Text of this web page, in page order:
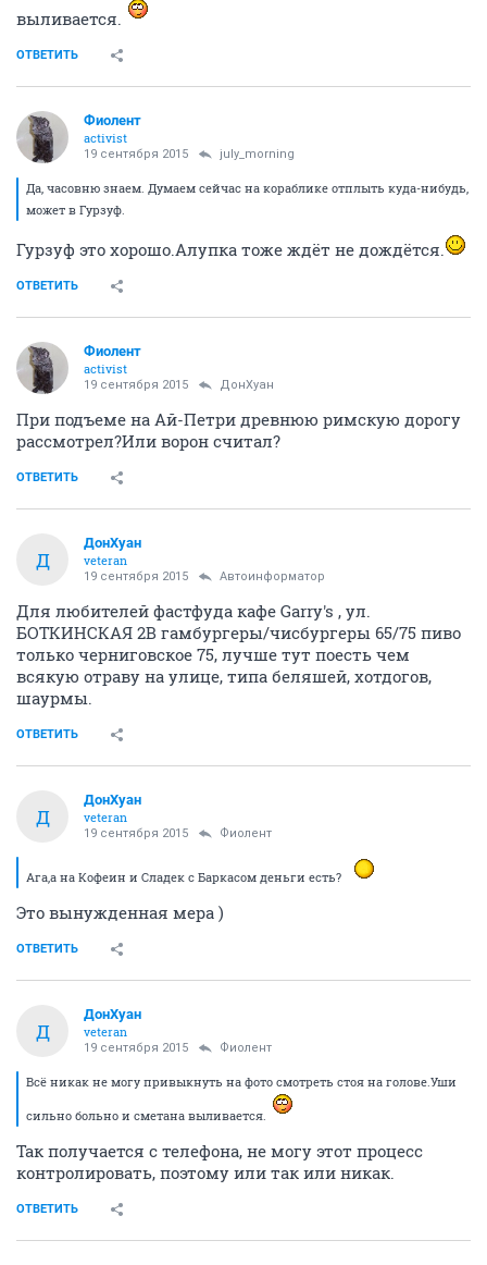
выливается.
ОТВЕТИТЬ
Фиолент
activist
19 сентября 2015 july_morning
Да, часовню знаем. Думаем сейчас на кораблике отплыть куда-нибудь,
может в Гурзуф.
Гурзуф это хорошо.Алупка тоже ждёт не дождётся.
ОТВЕТИТЬ
Фиолент
activist
19 сентября 2015 ДонХуан
При подъеме на Ай-Петри древнюю римскую дорогу
рассмотрел?Или ворон считал?
ОТВЕТИТЬ
Д
ДонХуан
veteran
19 сентября 2015 Автоинформатор
Для любителей фастфуда кафе Garry's , ул.
БОТКИНСКАЯ 2В гамбургеры/чисбургеры 65/75 пиво
только черниговское 75, лучше тут поесть чем
всякую отраву на улице, типа беляшей, хотдогов,
шаурмы.
ОТВЕТИТЬ
Д
ДонХуан
veteran
19 сентября 2015 Фиолент
Ага,а на Кофеин и Сладек с Баркасом деньги есть?
Это вынужденная мера )
ОТВЕТИТЬ
Д
ДонХуан
veteran
19 сентября 2015 Фиолент
Всё никак не могу привыкнуть на фото смотреть стоя на голове.Уши
сильно больно и сметана выливается.
Так получается с телефона, не могу этот процесс
контролировать, поэтому или так или никак.
ОТВЕТИТЬ